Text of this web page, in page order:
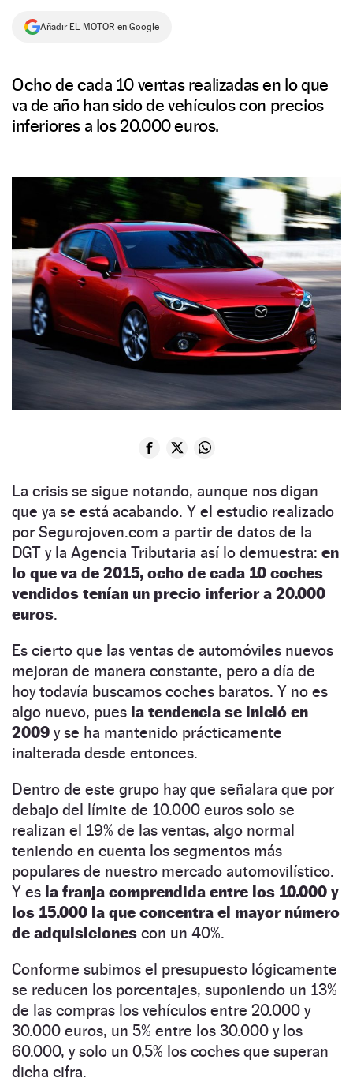
NEWSLETTER
Añadir EL MOTOR en Google
Ocho de cada 10 ventas realizadas en lo que
va de año han sido de vehículos con precios
inferiores a los 20.000 euros.
La crisis se sigue notando, aunque nos digan
que ya se está acabando. Y el estudio realizado
por Segurojoven.com a partir de datos de la
DGT y la Agencia Tributaria así lo demuestra: en
lo que va de 2015, ocho de cada 10 coches
vendidos tenían un precio inferior a 20.000
euros.
Es cierto que las ventas de automóviles nuevos
mejoran de manera constante, pero a día de
hoy todavía buscamos coches baratos. Y no es
algo nuevo, pues la tendencia se inició en
2009 y se ha mantenido prácticamente
inalterada desde entonces.
Dentro de este grupo hay que señalara que por
debajo del límite de 10.000 euros solo se
realizan el 19% de las ventas, algo normal
teniendo en cuenta los segmentos más
populares de nuestro mercado automovilístico.
Y es la franja comprendida entre los 10.000 y
los 15.000 la que concentra el mayor número
de adquisiciones con un 40%.
Conforme subimos el presupuesto lógicamente
se reducen los porcentajes, suponiendo un 13%
de las compras los vehículos entre 20.000 y
30.000 euros, un 5% entre los 30.000 y los
60.000, y solo un 0,5% los coches que superan
dicha cifra.